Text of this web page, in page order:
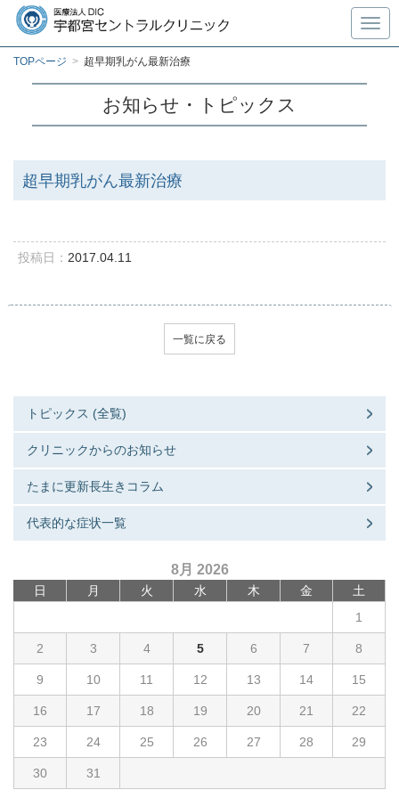
TOPページ > 超早期乳がん最新治療
お知らせ・トピックス
超早期乳がん最新治療
投稿日： 2017.04.11
一覧に戻る
トピックス (全覧)
クリニックからのお知らせ
たまに更新長生きコラム
代表的な症状一覧
8月 2026
日 月 火 水 木 金
土
1
2 3 4 5 6 7 8
9 10 11 12 13 14 15
16 17 18 19 20 21 22
23 24 25 26 27 28 29
30 31